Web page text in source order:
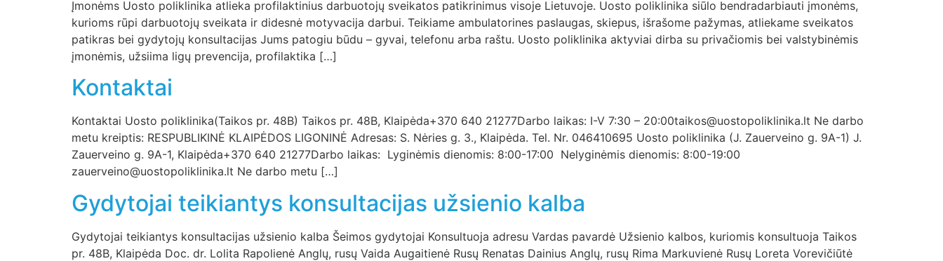
Įmonėms Uosto poliklinika atlieka profilaktinius darbuotojų sveikatos patikrinimus visoje Lietuvoje. Uosto poliklinika siūlo bendradarbiauti įmonėms,
kurioms rūpi darbuotojų sveikata ir didesnė motyvacija darbui. Teikiame ambulatorines paslaugas, skiepus, išrašome pažymas, atliekame sveikatos
patikras bei gydytojų konsultacijas Jums patogiu būdu – gyvai, telefonu arba raštu. Uosto poliklinika aktyviai dirba su privačiomis bei valstybinėmis
įmonėmis, užsiima ligų prevencija, profilaktika […]
Kontaktai
Kontaktai Uosto poliklinika(Taikos pr. 48B) Taikos pr. 48B, Klaipėda+370 640 21277Darbo laikas: I-V 7:30 – 20:00taikos@uostopoliklinika.lt Ne darbo
metu kreiptis: RESPUBLIKINĖ KLAIPĖDOS LIGONINĖ Adresas: S. Nėries g. 3., Klaipėda. Tel. Nr. 046410695 Uosto poliklinika (J. Zauerveino g. 9A-1) J.
Zauerveino g. 9A-1, Klaipėda+370 640 21277Darbo laikas: Lyginėmis dienomis: 8:00-17:00 Nelyginėmis dienomis: 8:00-19:00
zauerveino@uostopoliklinika.lt Ne darbo metu […]
Gydytojai teikiantys konsultacijas užsienio kalba
Gydytojai teikiantys konsultacijas užsienio kalba Šeimos gydytojai Konsultuoja adresu Vardas pavardė Užsienio kalbos, kuriomis konsultuoja Taikos
pr. 48B, Klaipėda Doc. dr. Lolita Rapolienė Anglų, rusų Vaida Augaitienė Rusų Renatas Dainius Anglų, rusų Rima Markuvienė Rusų Loreta Vorevičiūtė